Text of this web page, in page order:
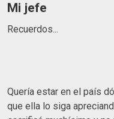
Mi jefe
Recuerdos...
Quería estar en el país
que ella lo siga